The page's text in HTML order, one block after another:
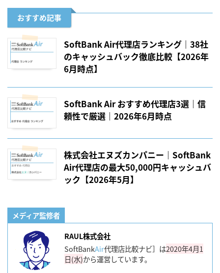
おすすめ記事
SoftBank Air代理店ランキング｜38社
のキャッシュバック徹底比較【2026年
6月時点】
SoftBank Air おすすめ代理店3選｜信
頼性で厳選｜2026年6月時点
株式会社エヌズカンパニー｜SoftBank
Air代理店の最大50,000円キャッシュバ
ック【2026年5月】
メディア監修者
RAUL株式会社
SoftBankAir代理店比較ナビ］は2020年4月1
日(水)から運営しています。